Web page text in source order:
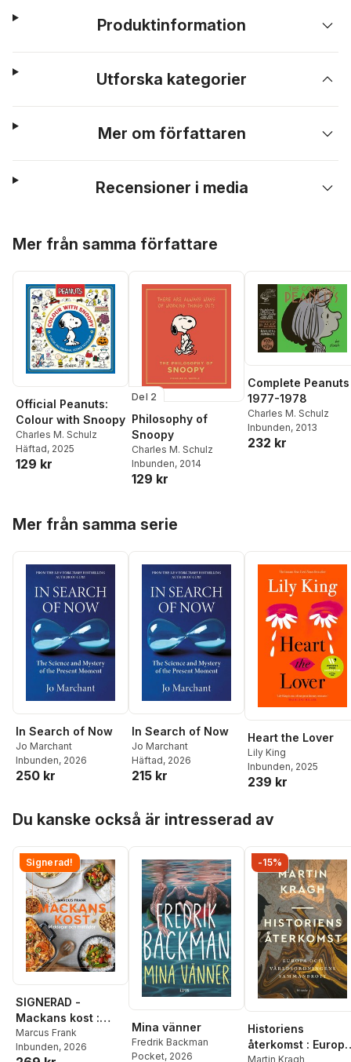
Produktinformation
Utforska kategorier
Mer om författaren
Recensioner i media
Mer från samma författare
Official Peanuts:
Colour with Snoopy
Charles M. Schulz
Häftad, 2025
129 kr
Del 2
Philosophy of
Snoopy
Charles M. Schulz
Inbunden, 2014
129 kr
Complete Peanuts
1977-1978
Charles M. Schulz
Inbunden, 2013
232 kr
Mer från samma serie
In Search of Now
Jo Marchant
Inbunden, 2026
250 kr
In Search of Now
Jo Marchant
Häftad, 2026
215 kr
Heart the Lover
Lily King
Inbunden, 2025
239 kr
Du kanske också är intresserad av
Signerad!
SIGNERAD -
Mackans kost :
Middagar och
matlådor
Marcus Frank
Inbunden, 2026
Mina vänner
Fredrik Backman
Pocket, 2026
-15%
Historiens
återkomst : Europa
Martin Kragh